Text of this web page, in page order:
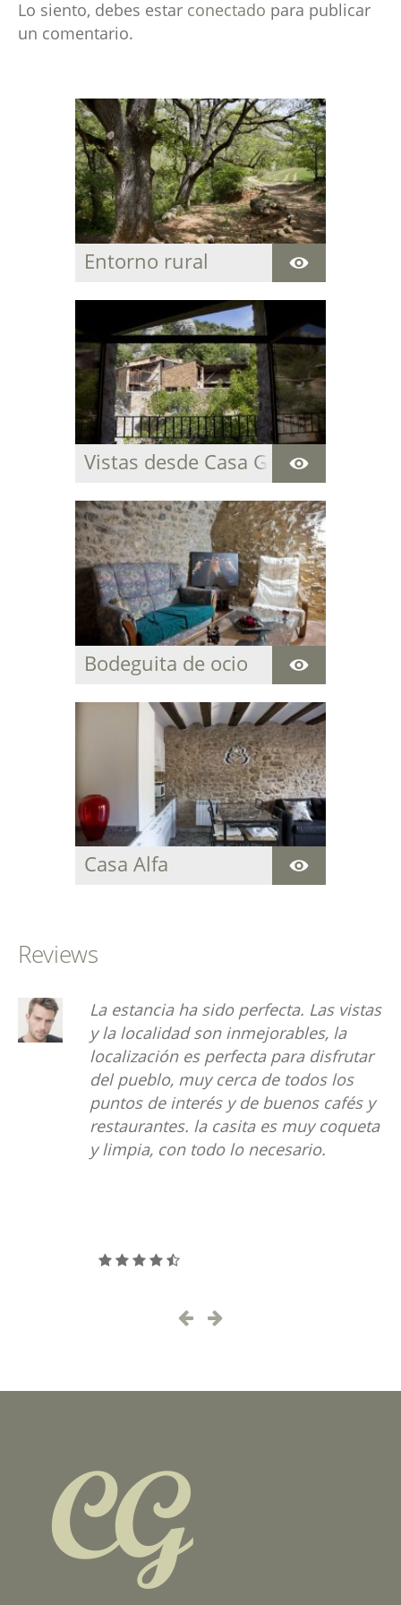
Lo siento, debes estar conectado para publicar
un comentario.
Entorno rural
Vistas desde Casa Grabiel
Bodeguita de ocio
Casa Alfa
de la paz y del entorno
natural que rodea la
Reviews
La estancia ha sido perfecta. Las vistas
y la localidad son inmejorables, la
localización es perfecta para disfrutar
del pueblo, muy cerca de todos los
puntos de interés y de buenos cafés y
restaurantes. la casita es muy coqueta
y limpia, con todo lo necesario.